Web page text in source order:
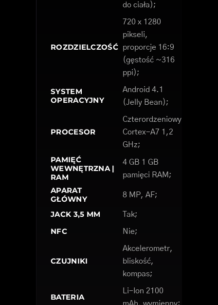
do ciała);
ROZDZIELCZOŚĆ
720 x 1280
pikseli,
proporcje 16:9
(gęstość ~316
ppi);
SYSTEM
OPERACYJNY
Android 4.1
(Jelly Bean);
PROCESOR
Czterordzeniowy
Cortex-A7 1,2
GHz;
PAMIĘĆ
WEWNĘTRZNA |
RAM
4 GB 1 GB
pamięci RAM;
APARAT
GŁÓWNY
8 MP, AF;
JACK 3,5 MM Tak;
NFC Nie;
CZUJNIKI
Akcelerometr,
bliskość,
kompas;
BATERIA
Li-Ion 2100